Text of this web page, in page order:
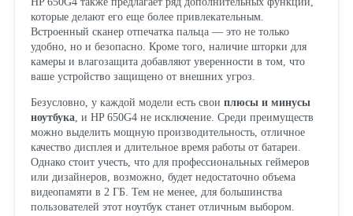
которые делают его еще более привлекательным.
Встроенный сканер отпечатка пальца — это не только
удобно, но и безопасно. Кроме того, наличие шторки для
камеры и влагозащита добавляют уверенности в том, что
ваше устройство защищено от внешних угроз.
Безусловно, у каждой модели есть свои плюсы и минусы
ноутбука, и HP 650G4 не исключение. Среди преимуществ
можно выделить мощную производительность, отличное
качество дисплея и длительное время работы от батареи.
Однако стоит учесть, что для профессиональных геймеров
или дизайнеров, возможно, будет недостаточно объема
видеопамяти в 2 ГБ. Тем не менее, для большинства
пользователей этот ноутбук станет отличным выбором.